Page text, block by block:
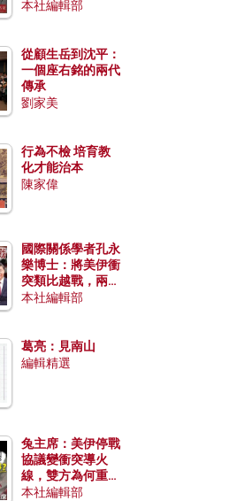
國零部件能左右戰
本社編輯部
從顧生岳到沈平：
一個座右銘的兩代
傳承
劉家美
行為不檢 培育教
化才能治本
陳家偉
國際關係學者孔永
樂博士：將美伊衝
突類比越戰，兩者
有何異同？中國崛
本社編輯部
葛亮：見南山
編輯精選
兔主席：美伊停戰
協議變衝突導火
線，雙方為何重啟
戰爭？伊朗一早洞
本社編輯部